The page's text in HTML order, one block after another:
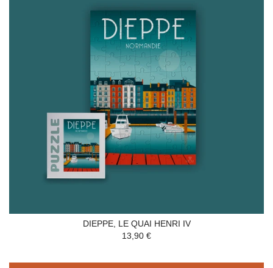
DIEPPE, LE QUAI HENRI IV
13,90 €